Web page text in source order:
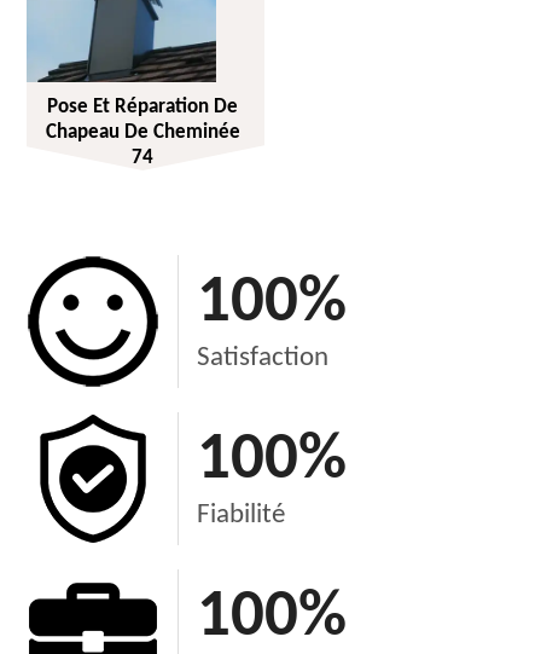
Pose Et Réparation De
Chapeau De Cheminée
74
100%
Satisfaction
100%
Fiabilité
100%